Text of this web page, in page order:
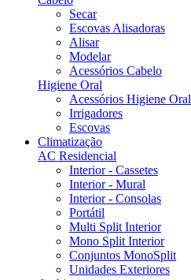
Secar
Escovas Alisadoras
Alisar
Modelar
Acessórios Cabelo
Higiene Oral
Acessórios Higiene Oral
Irrigadores
Escovas
Climatização
AC Residencial
Interior - Cassetes
Interior - Mural
Interior - Consolas
Portátil
Multi Split Interior
Mono Split Interior
Conjuntos MonoSplit
Unidades Exteriores